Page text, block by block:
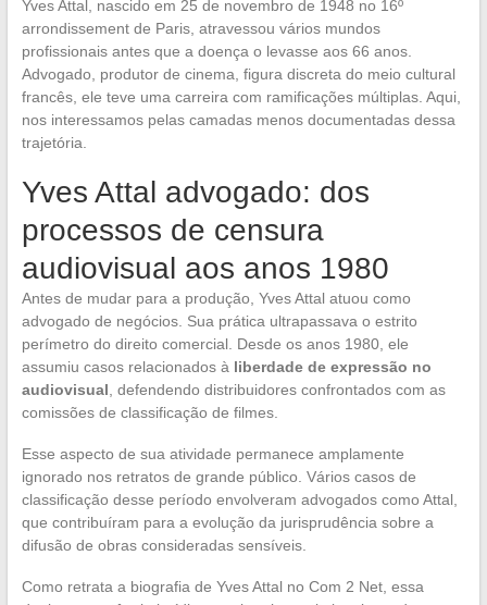
Yves Attal, nascido em 25 de novembro de 1948 no 16º
arrondissement de Paris, atravessou vários mundos
profissionais antes que a doença o levasse aos 66 anos.
Advogado, produtor de cinema, figura discreta do meio cultural
francês, ele teve uma carreira com ramificações múltiplas. Aqui,
nos interessamos pelas camadas menos documentadas dessa
trajetória.
Yves Attal advogado: dos
processos de censura
audiovisual aos anos 1980
Antes de mudar para a produção, Yves Attal atuou como
advogado de negócios. Sua prática ultrapassava o estrito
perímetro do direito comercial. Desde os anos 1980, ele
assumiu casos relacionados à liberdade de expressão no
audiovisual , defendendo distribuidores confrontados com as
comissões de classificação de filmes.
Esse aspecto de sua atividade permanece amplamente
ignorado nos retratos de grande público. Vários casos de
classificação desse período envolveram advogados como Attal,
que contribuíram para a evolução da jurisprudência sobre a
difusão de obras consideradas sensíveis.
Como retrata a biografia de Yves Attal no Com 2 Net, essa